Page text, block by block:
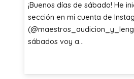
¡Buenos días de sábado! He
sección en mi cuenta de
sábados voy a…